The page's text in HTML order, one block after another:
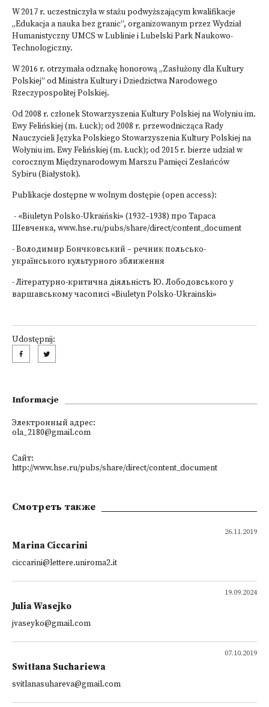
W 2017 r. uczestniczyła w stażu podwyższającym kwalifikacje
„Edukacja a nauka bez granic”, organizowanym przez Wydział
Humanistyczny UMCS w Lublinie i Lubelski Park Naukowo-
Technologiczny.
W 2016 r. otrzymała odznakę honorową „Zasłużony dla Kultury
Polskiej” od Ministra Kultury i Dziedzictwa Narodowego
Rzeczypospolitej Polskiej.
Od 2008 r. członek Stowarzyszenia Kultury Polskiej na Wołyniu im.
Ewy Felińskiej (m. Łuck); od 2008 r. przewodnicząca Rady
Nauczycieli Języka Polskiego Stowarzyszenia Kultury Polskiej na
Wołyniu im. Ewy Felińskiej (m. Łuck); od 2015 r. bierze udział w
corocznym Międzynarodowym Marszu Pamięci Zesłańców
Sybiru (Białystok).
Publikacje dostępne w wolnym dostępie (open access):
- «Biuletyn Polsko-Ukraiński» (1932–1938) про Тараса
Шевченка, www.hse.ru/pubs/share/direct/content_document
-Володимир Бончковський – речник польсько-
українського культурного зближення
-Літературно-критична діяльність Ю. Лободовського у
варшавському часописі «Biuletyn Polsko-Ukrainski»
Udostępnij:
Informacje
Электронный адрес:
ola_2180@gmail.com
Сайт:
http://www.hse.ru/pubs/share/direct/content_document
Смотреть также
26.11.2019
Marina Ciccarini
ciccarini@lettere.uniroma2.it
19.09.2024
Julia Wasejko
jvaseyko@gmail.com
07.10.2019
Switłana Suchariewa
svitlanasuhareva@gmail.com